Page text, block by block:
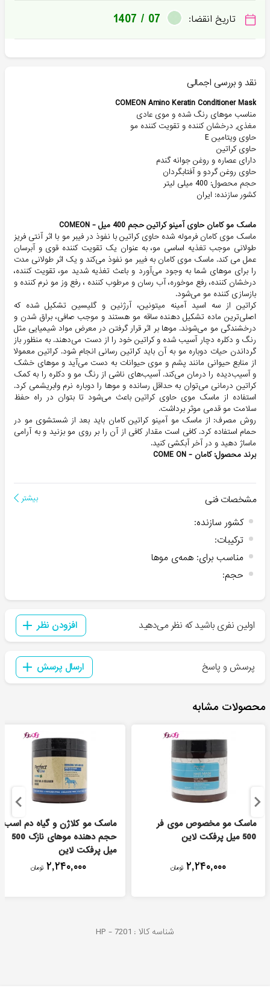
تاریخ انقضا: 1407 / 07
نقد و بررسی اجمالی
COMEON Amino Keratin Conditioner Mask
مناسب موهای رنگ شده و موی عادی
مغذی, درخشان کننده و تقویت کننده مو
حاوی ویتامین E
حاوی کراتین
دارای عصاره و روغن جوانه گندم
حاوی روغن گردو و آفتابگردان
حجم محصول: 400 میلی لیتر
کشور سازنده: ایران
ماسک مو کامان حاوی آمینو کراتین حجم 400 میل - COMEON
ماسک موی کامان فرموله شده حاوی کراتین با نفوذ در فیبر مو با اثر آنتی فریز
طولانی موجب تغذیه اساسی مو، به عنوان یک تقویت کننده قوی و آبرسان
عمل می کند. ماسک موی کامان به فیبر مو نفوذ می‌کند و یک اثر طولانی مدت
را برای موهای شما به وجود می‌آورد و باعث تغذیه شدید مو، تقویت کننده،
درخشان کننده، رفع موخوره، آب رسان و مرطوب کننده ، رفع وز مو نرم کننده و
بازسازی کننده مو می‌شود.
کراتین از سه اسید آمینه میتونین، آرژنین و گلیسین تشکیل شده که
اصلی‌ترین ماده تشکیل دهنده ساقه مو هستند و موجب صافی، براق شدن و
درخشندگی مو می‌شوند. موها بر اثر قرار گرفتن در معرض مواد شیمیایی مثل
رنگ و دکلره دچار آسیب شده و کراتین خود را از دست می‌دهند. به منظور باز
گرداندن حیات دوباره مو به آن باید کراتین رسانی انجام شود. کراتین معمولا
از منابع حیوانی مانند پشم و موی حیوانات به دست می‌آید و موهای خشک
و آسیب‌دیده را درمان می‌کند. آسیب‌های ناشی از رنگ مو و دکلره را به کمک
کراتین درمانی می‌توان به حداقل رسانده و موها را دوباره نرم وابریشمی کرد.
استفاده از ماسک موی حاوی کراتین باعث می‌شود تا بتوان در راه حفظ
سلامت مو قدمی موثر برداشت.
روش مصرف: از ماسک مو آمینو کراتین کامان باید بعد از شستشوی مو در
حمام استفاده کرد. کافی است مقدار کافی از آن را بر روی مو بزنید و به آرامی
ماساژ دهید و در آخر آبکشی کنید.
برند محصول: کامان - COME ON
مشخصات فنی بیشتر
کشور سازنده:
ترکیبات:
مناسب برای: همه‌ی موها
حجم:
اولین نفری باشید که نظر می‌دهید افزودن نظر
پرسش و پاسخ ارسال پرسش
محصولات مشابه
ماسک مو مخصوص موی فر
500 میل پرفکت لاین
۲,۲۴۰,۰۰۰ تومان
ماسک مو کلاژن و گیاه دم اسب
حجم دهنده موهای نازک 500
میل پرفکت لاین
۲,۲۴۰,۰۰۰ تومان
شناسه کالا : HP -7201